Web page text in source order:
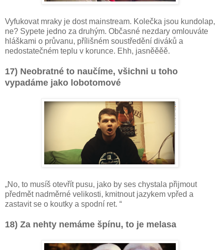
Vyfukovat mraky je dost mainstream. Kolečka jsou kundolap,
ne? Sypete jedno za druhým. Občasné nezdary omlouváte
hláškami o průvanu, přílišném soustředění diváků a
nedostatečném teplu v korunce. Ehh, jasněěěě.
17) Neobratné to naučíme, všichni u toho
vypadáme jako lobotomové
„No, to musíš otevřít pusu, jako by ses chystala přijmout
předmět nadměrné velikosti, kmitnout jazykem vpřed a
zastavit se o koutky a spodní ret. “
18) Za nehty nemáme špínu, to je melasa